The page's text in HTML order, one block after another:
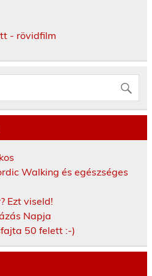
- rövidfilm
Walking és egészséges
Ezt viseld!
Napja
50 felett :-)